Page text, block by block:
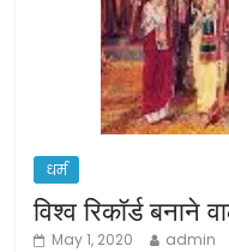
धर्म
विश्व रिकॉर्ड बनाने
May 1, 2020 admin